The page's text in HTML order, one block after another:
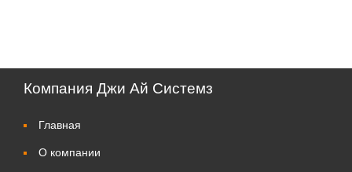
Компания Джи Ай Системз
Главная
О компании